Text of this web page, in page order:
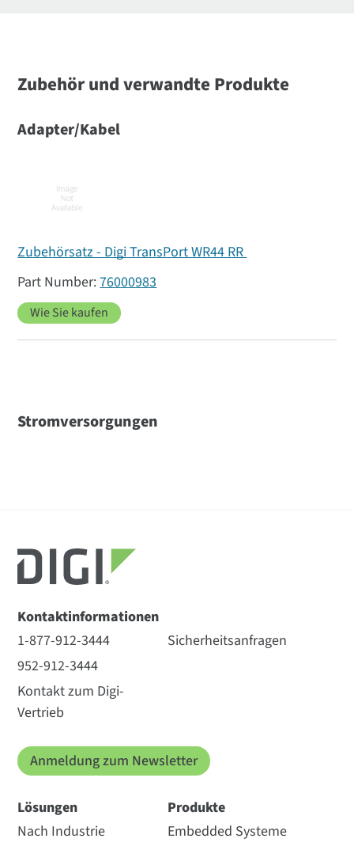
Zubehör und verwandte Produkte
Adapter/Kabel
Zubehörsatz - Digi TransPort WR44 RR
76000983
Wie Sie kaufen
Stromversorgungen
Kontaktinformationen
1-877-912-3444
952-912-3444
Kontakt zum Digi-
Vertrieb
Sicherheitsanfragen
Anmeldung zum Newsletter
Lösungen
Nach Industrie
Produkte
Embedded Systeme